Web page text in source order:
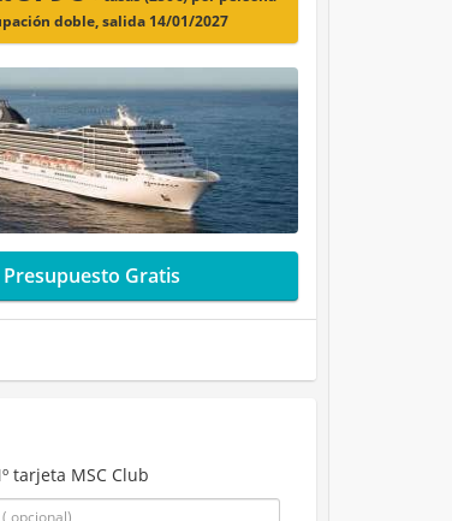
doble, salida 14/01/2027
Presupuesto Gratis
tarjeta MSC Club